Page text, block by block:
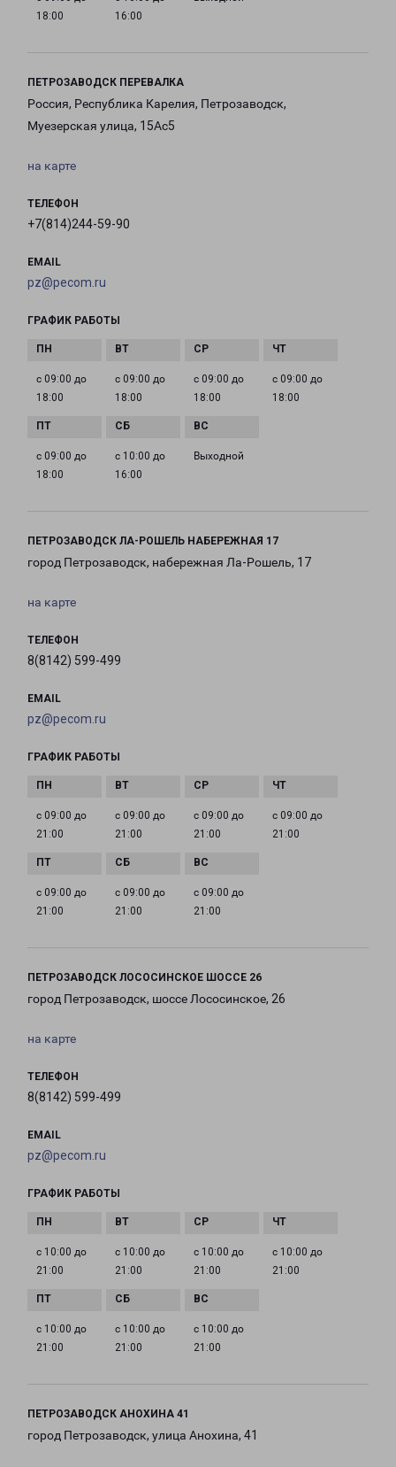
18:00
16:00
ПЕТРОЗАВОДСК ПЕРЕВАЛКА
Россия, Республика Карелия, Петрозаводск,
Муезерская улица, 15Ас5
на карте
ТЕЛЕФОН
+7(814)244-59-90
EMAIL
pz@pecom.ru
ГРАФИК РАБОТЫ
с 09:00 до
18:00
с 09:00 до
18:00
с 09:00 до
18:00
с 09:00 до
18:00
с 09:00 до
18:00
с 10:00 до
16:00
Выходной
ПЕТРОЗАВОДСК ЛА-РОШЕЛЬ НАБЕРЕЖНАЯ 17
город Петрозаводск, набережная Ла-Рошель, 17
на карте
ТЕЛЕФОН
8(8142) 599-499
EMAIL
pz@pecom.ru
ГРАФИК РАБОТЫ
с 09:00 до
21:00
с 09:00 до
21:00
с 09:00 до
21:00
с 09:00 до
21:00
с 09:00 до
21:00
с 09:00 до
21:00
с 09:00 до
21:00
ПЕТРОЗАВОДСК ЛОСОСИНСКОЕ ШОССЕ 26
город Петрозаводск, шоссе Лососинское, 26
на карте
ТЕЛЕФОН
8(8142) 599-499
EMAIL
pz@pecom.ru
ГРАФИК РАБОТЫ
с 10:00 до
21:00
с 10:00 до
21:00
с 10:00 до
21:00
с 10:00 до
21:00
с 10:00 до
21:00
с 10:00 до
21:00
с 10:00 до
21:00
ПЕТРОЗАВОДСК АНОХИНА 41
город Петрозаводск, улица Анохина, 41